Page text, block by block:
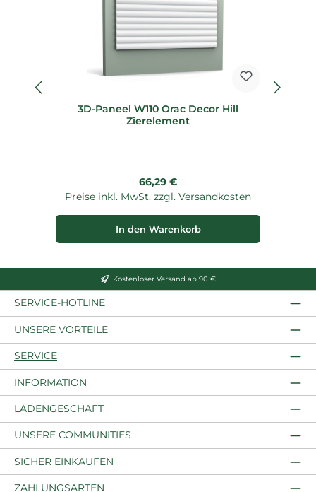
3D-Paneel W110 Orac Decor Hill
Zierelement
Regulärer Preis:
66,29 €
Preise inkl. MwSt. zzgl. Versandkosten
In den Warenkorb
Kostenloser Versand ab 90 €
SERVICE-HOTLINE
UNSERE VORTEILE
SERVICE
INFORMATION
LADENGESCHÄFT
UNSERE COMMUNITIES
SICHER EINKAUFEN
ZAHLUNGSARTEN